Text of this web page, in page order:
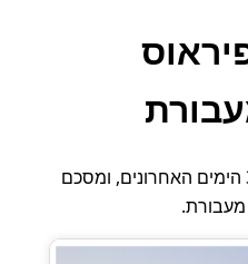
המידע מבוסס על נתוני 365 הימים האחרונים, ומסכם